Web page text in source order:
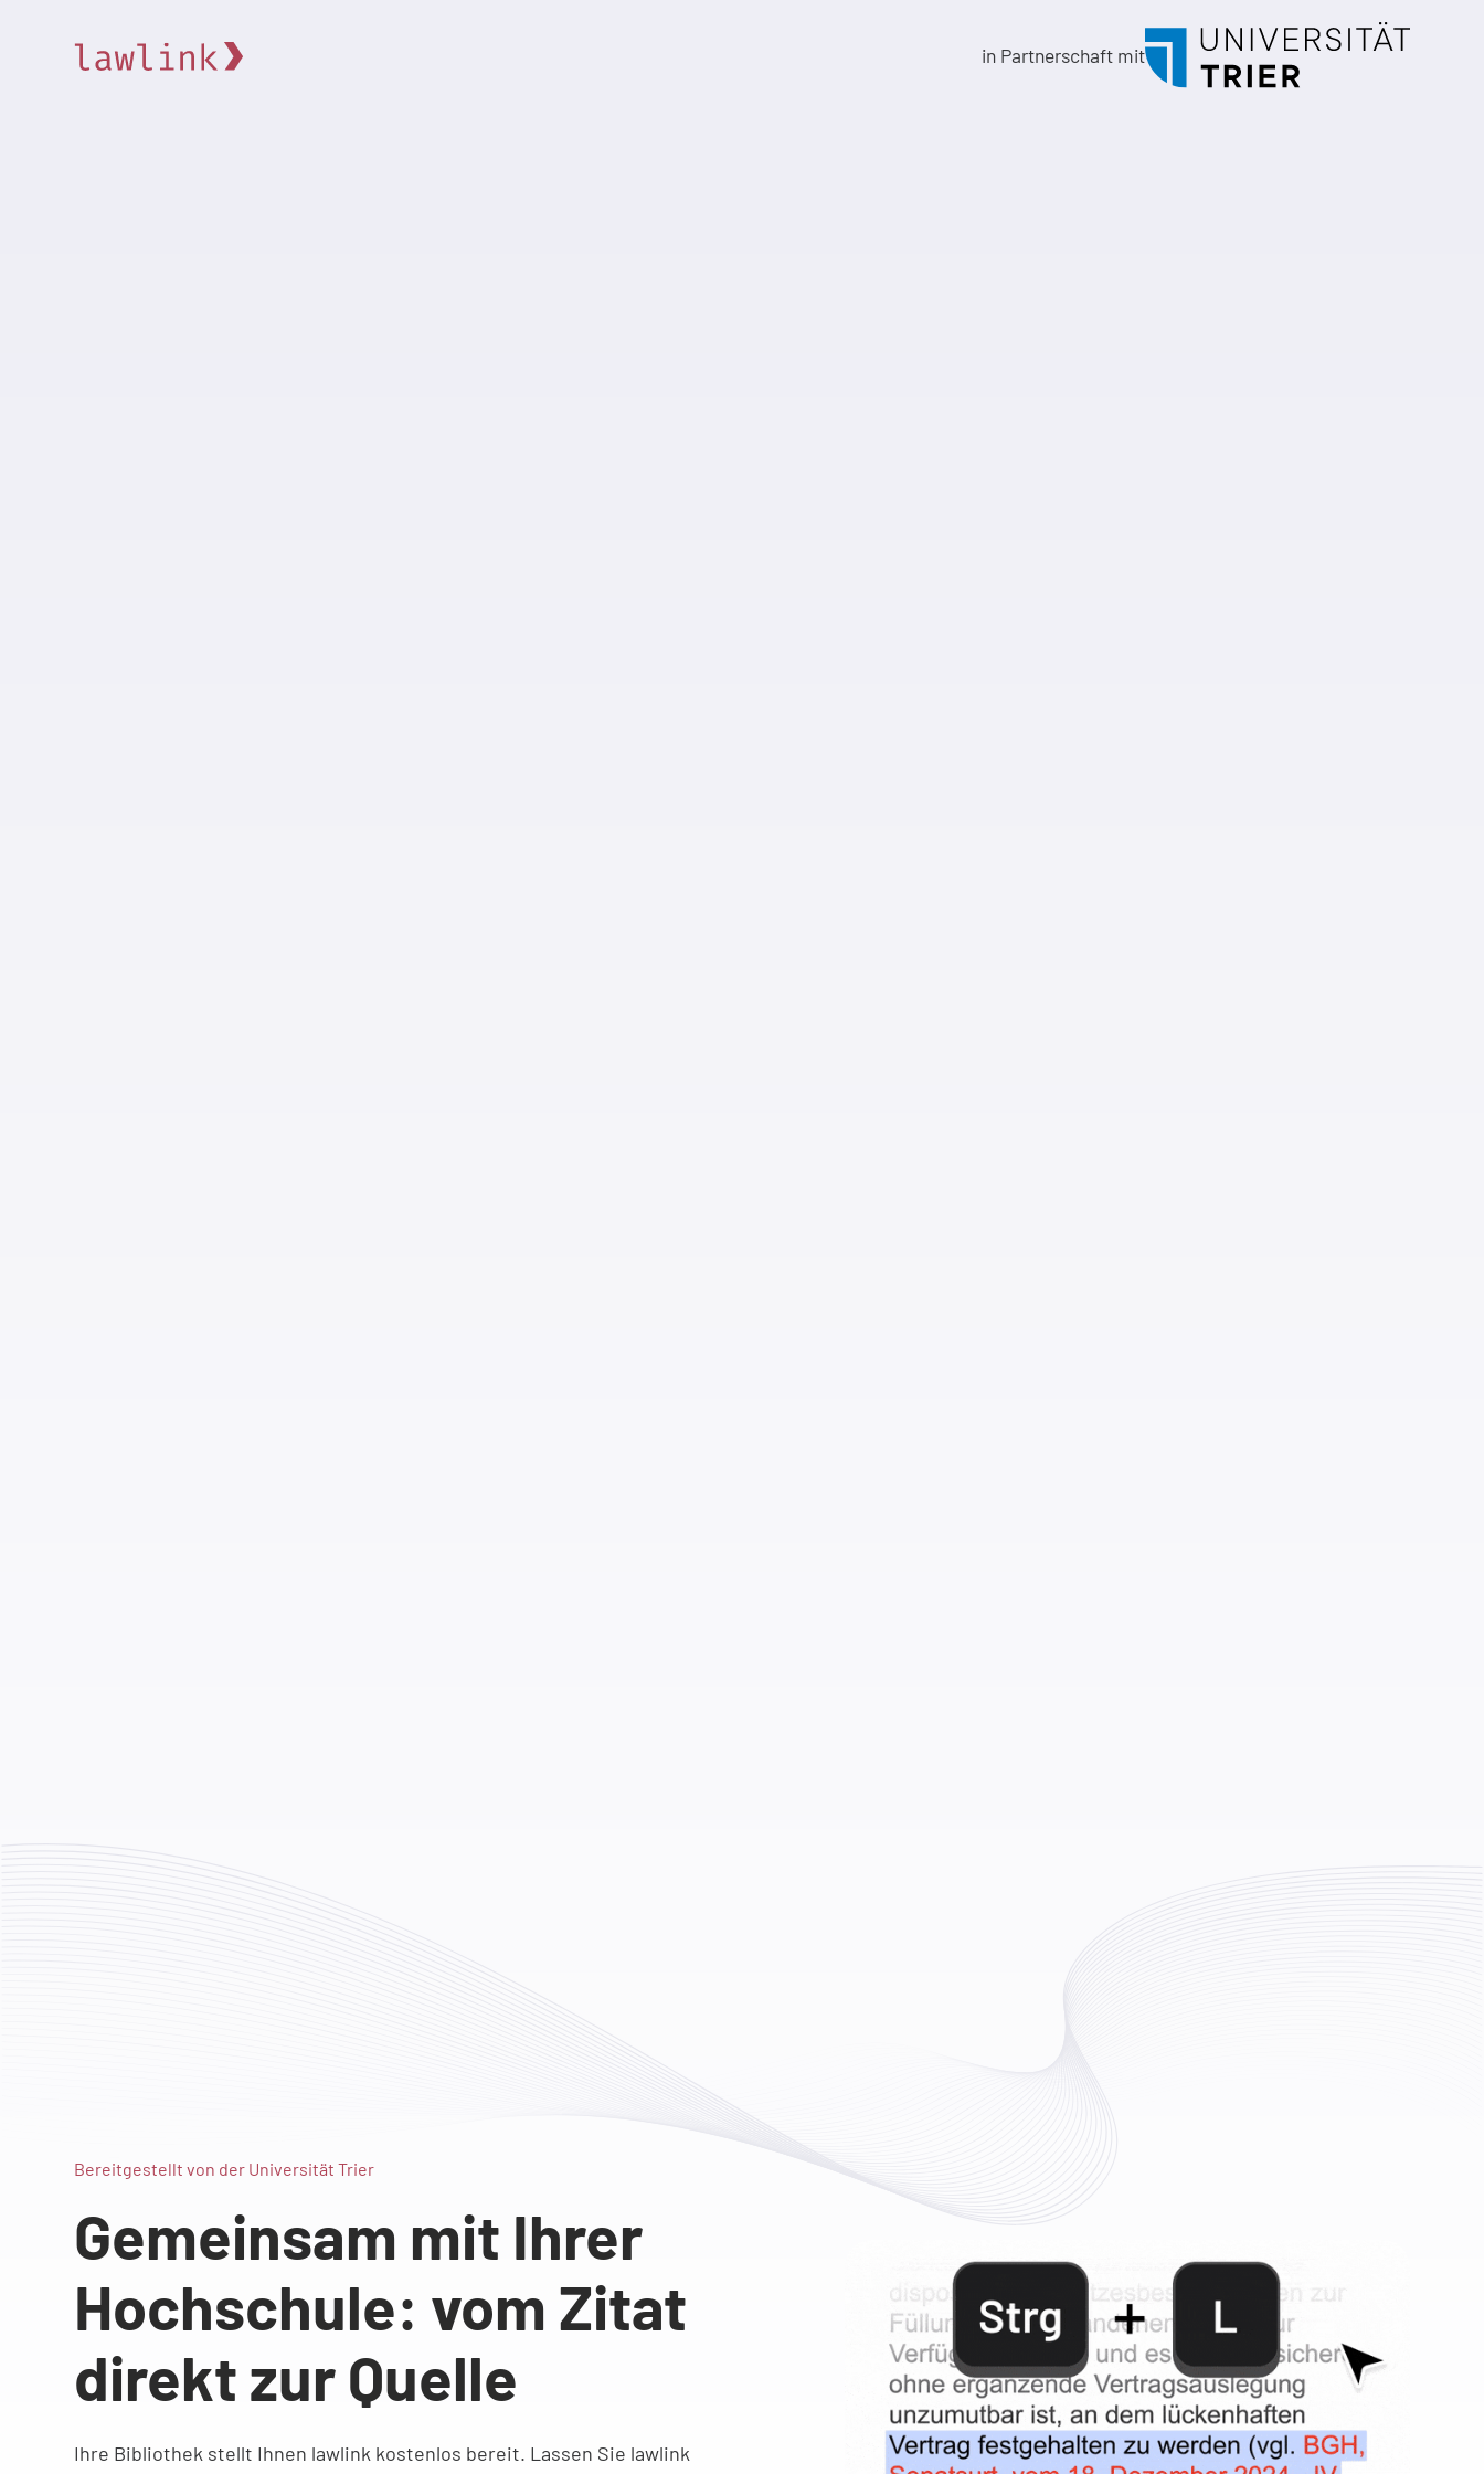
in Partnerschaft mit
Bereitgestellt von der Universität Trier
Gemeinsam mit Ihrer
Hochschule: vom Zitat
direkt zur Quelle
Ihre Bibliothek stellt Ihnen lawlink kostenlos bereit. Lassen Sie lawlink